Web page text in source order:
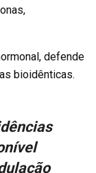
defende
bioidênticas.